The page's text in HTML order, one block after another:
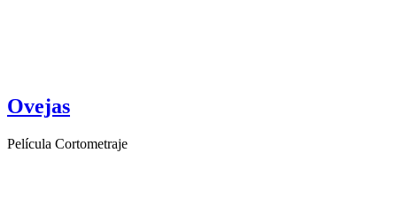
Ovejas
Película Cortometraje